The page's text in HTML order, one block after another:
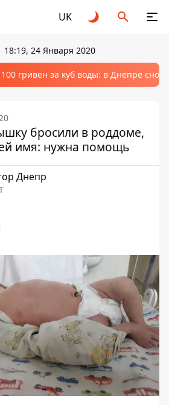
UK
18:19, 24 Января 2020
гривен за куб воды: в Днепре
бросили в роддоме,
ей имя: нужна помощь
Днепр